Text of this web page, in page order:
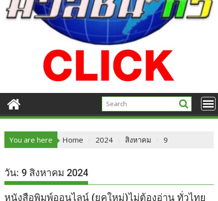
You are here Home 2024 สิงหาคม 9
วัน: 9 สิงหาคม 2024
หนังสือพิมพ์ออนไลน์ (ยุคใหม่)ไม่ต้องอ่าน ทั่วไทย